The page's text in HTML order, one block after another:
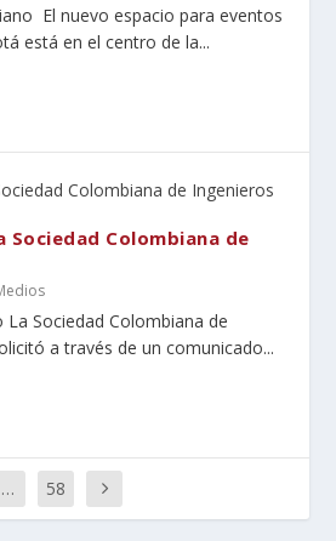
El nuevo espacio para eventos
está en el centro de la...
Sociedad Colombiana de
La Sociedad Colombiana de
a través de un comunicado...
… 58